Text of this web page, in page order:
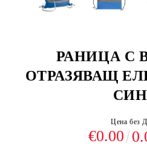
РАНИЦА С
ОТРАЗЯВАЩ
Цена без
€0.00